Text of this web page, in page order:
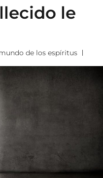
le
de los espíritus